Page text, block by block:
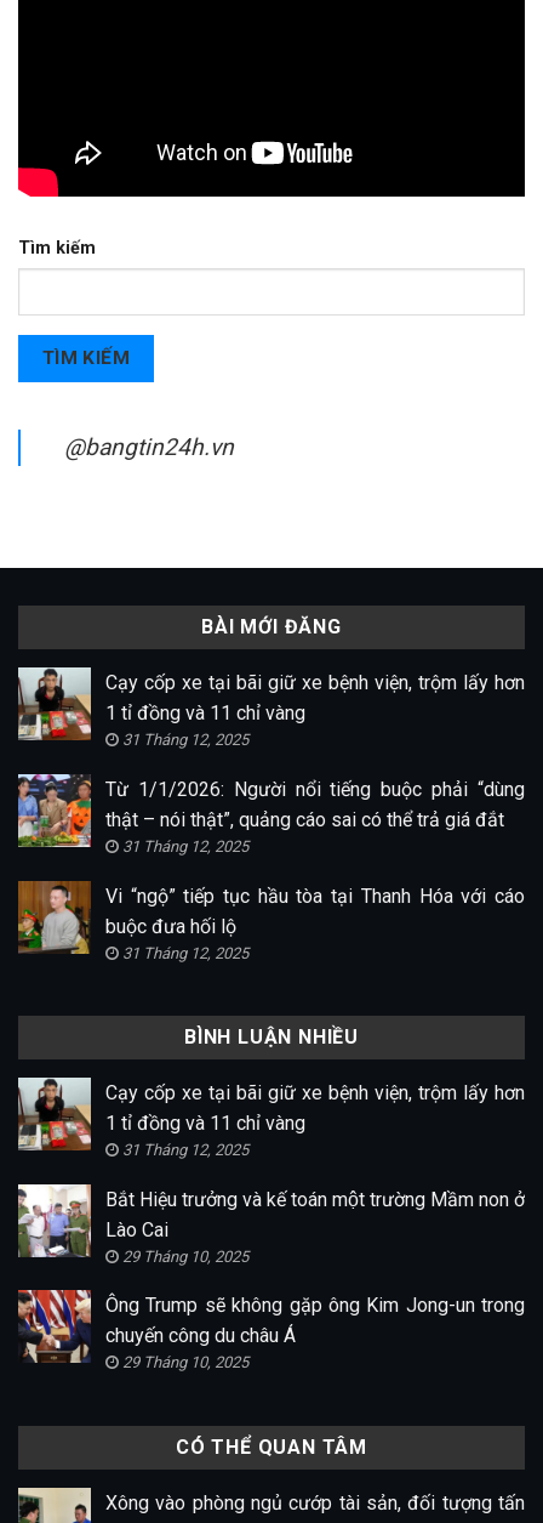
Tìm kiếm
TÌM KIẾM
@bangtin24h.vn
BÀI MỚI ĐĂNG
Cạy cốp xe tại bãi giữ xe bệnh viện, trộm lấy hơn
1 tỉ đồng và 11 chỉ vàng
31 Tháng 12, 2025
Từ 1/1/2026: Người nổi tiếng buộc phải “dùng
thật – nói thật”, quảng cáo sai có thể trả giá đắt
31 Tháng 12, 2025
Vi “ngộ” tiếp tục hầu tòa tại Thanh Hóa với cáo
buộc đưa hối lộ
31 Tháng 12, 2025
BÌNH LUẬN NHIỀU
Cạy cốp xe tại bãi giữ xe bệnh viện, trộm lấy hơn
1 tỉ đồng và 11 chỉ vàng
31 Tháng 12, 2025
Bắt Hiệu trưởng và kế toán một trường Mầm non ở
Lào Cai
29 Tháng 10, 2025
Ông Trump sẽ không gặp ông Kim Jong-un trong
chuyến công du châu Á
29 Tháng 10, 2025
CÓ THỂ QUAN TÂM
Xông vào phòng ngủ cướp tài sản, đối tượng tấn